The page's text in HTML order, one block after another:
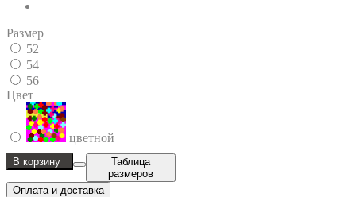
Размер
52
54
56
Цвет
цветной
В корзину
Таблица
размеров
Оплата и доставка